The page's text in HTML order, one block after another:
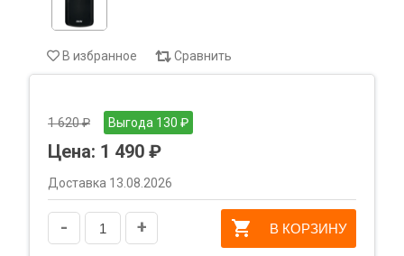
В избранное Сравнить
1 620 ₽ Выгода 130 ₽
Цена: 1 490 ₽
Доставка 13.08.2026
- + В КОРЗИНУ